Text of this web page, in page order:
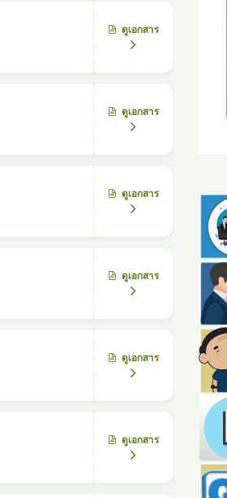
ดูเอกสาร
ดูเอกสาร
ดูเอกสาร
ดูเอกสาร
ดูเอกสาร
ดูเอกสาร